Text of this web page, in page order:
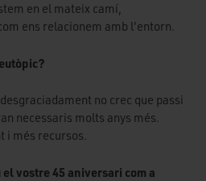
en el mateix camí,
ens relacionem amb l'entorn.
no crec que passi
necessaris molts anys més.
i més recursos.
vostre 45 aniversari com a